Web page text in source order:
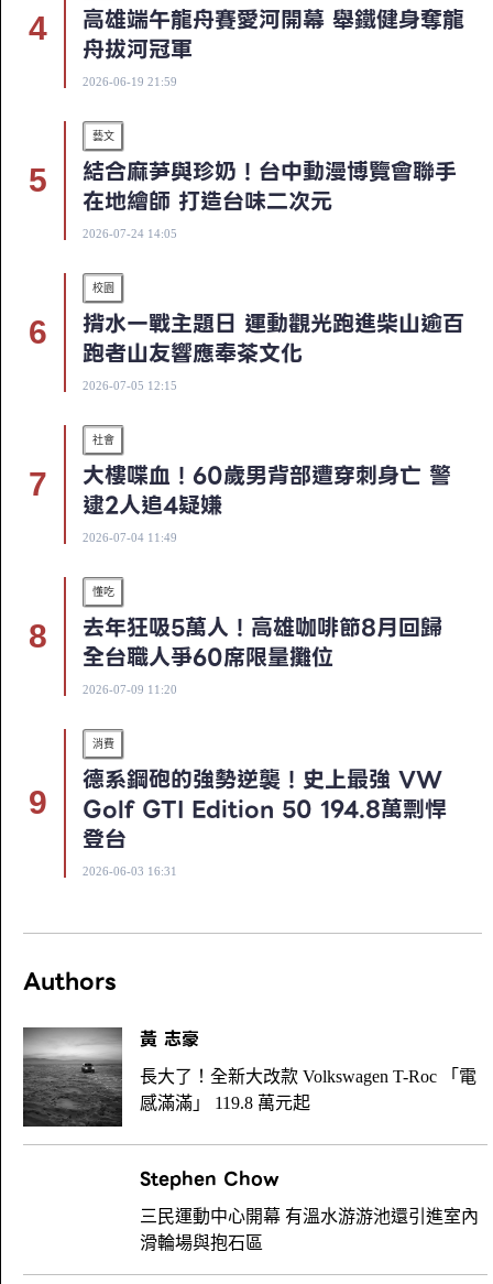
高雄端午龍舟賽愛河開幕 舉鐵健身奪龍
舟拔河冠軍
2026-06-19 21:59
藝文
結合麻芛與珍奶！台中動漫博覽會聯手
在地繪師 打造台味二次元
2026-07-24 14:05
校園
揹水一戰主題日 運動觀光跑進柴山逾百
跑者山友響應奉茶文化
2026-07-05 12:15
社會
大樓喋血！60歲男背部遭穿刺身亡 警
逮2人追4疑嫌
2026-07-04 11:49
懂吃
去年狂吸5萬人！高雄咖啡節8月回歸
全台職人爭60席限量攤位
2026-07-09 11:20
消費
德系鋼砲的強勢逆襲！史上最強 VW
Golf GTI Edition 50 194.8萬剽悍
登台
2026-06-03 16:31
Authors
黃 志豪
長大了！全新大改款 Volkswagen T-Roc 「電
感滿滿」 119.8 萬元起
Stephen Chow
三民運動中心開幕 有溫水游游池還引進室內
滑輪場與抱石區